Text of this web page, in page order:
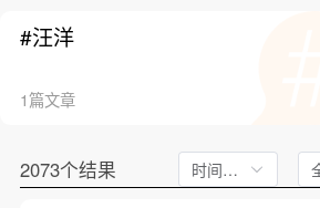
#汪洋
1篇文章
2073个结果 时间不限